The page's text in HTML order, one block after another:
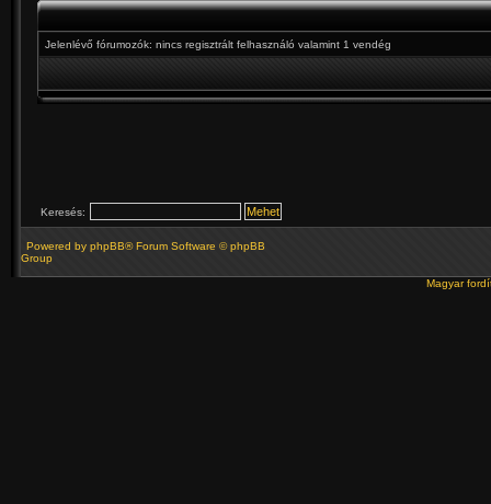
Jelenlévő fórumozók: nincs regisztrált felhasználó valamint 1 vendég
Keresés:
Powered by phpBB® Forum Software © phpBB
Group
Magyar